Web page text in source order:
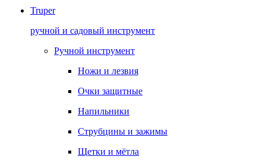
Truper
ручной и садовый инструмент
Ручной инструмент
Ножи и лезвия
Очки защитные
Напильники
Струбцины и зажимы
Щетки и мётла